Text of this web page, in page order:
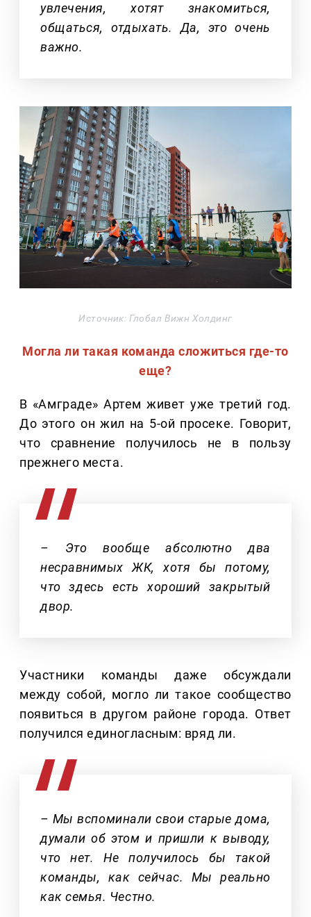
увлечения, хотят знакомиться,
общаться, отдыхать. Да, это очень
важно.
Источник: Глобал Вижн Холдинг
Могла ли такая команда сложиться где-то
еще?
В «Амграде» Артем живет уже третий год.
До этого он жил на 5-ой просеке. Говорит,
что сравнение получилось не в пользу
прежнего места.
– Это вообще абсолютно два
несравнимых ЖК, хотя бы потому,
что здесь есть хороший закрытый
двор.
Участники команды даже обсуждали
между собой, могло ли такое сообщество
появиться в другом районе города. Ответ
получился единогласным: вряд ли.
– Мы вспоминали свои старые дома,
думали об этом и пришли к выводу,
что нет. Не получилось бы такой
команды, как сейчас. Мы реально
как семья. Честно.